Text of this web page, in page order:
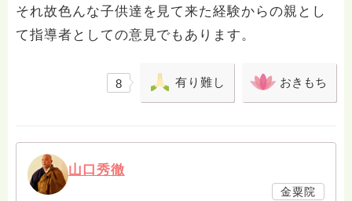
それ故色んな子供達を見て来た経験からの親とし
て指導者としての意見でもあります。
8 有り難し おきもち
山口秀徹
金粟院